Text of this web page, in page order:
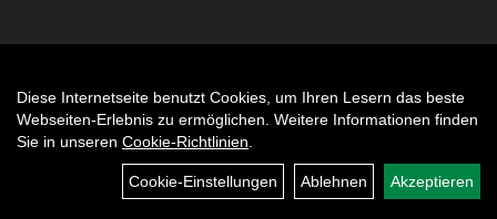
Diese Internetseite benutzt Cookies, um Ihren Lesern das beste
Webseiten-Erlebnis zu ermöglichen. Weitere Informationen finden
Sie in unseren Cookie-Richtlinien
Cookie-Einstellungen Ablehnen Akzeptieren
Auftrag widerrufen